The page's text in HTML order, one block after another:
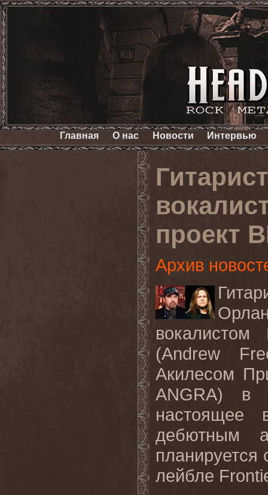
Главная О нас Новости Интервью
проект
Архив
вокалистом
(Andrew
Акилесом
ANGRA) в
настоящее
дебютным
планируется
лейбле